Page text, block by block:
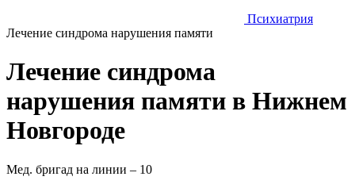
Психиатрия
Лечение синдрома нарушения памяти
Лечение синдрома
нарушения памяти в Нижнем
Новгороде
Мед. бригад на линии – 10